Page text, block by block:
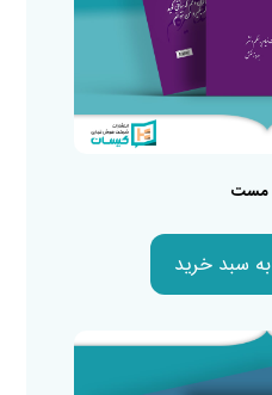
مست
سبد خرید